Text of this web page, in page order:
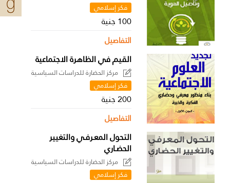
فكر إسلامي
100 جنية
التفاصيل
القيم في الظاهرة الاجتماعية
مركز الحضارة للدراسات السياسية
فكر إسلامي
200 جنية
التفاصيل
التحول المعـرفـي والتغيير
الحضـاري
مركز الحضارة للدراسات السياسية
فكر إسلامي